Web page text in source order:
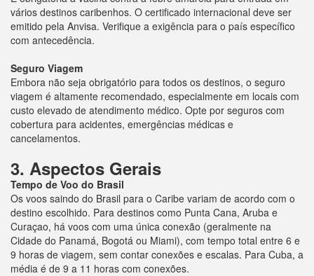
vários destinos caribenhos. O certificado internacional deve ser
emitido pela Anvisa. Verifique a exigência para o país específico
com antecedência.
Seguro Viagem
Embora não seja obrigatório para todos os destinos, o seguro
viagem é altamente recomendado, especialmente em locais com
custo elevado de atendimento médico. Opte por seguros com
cobertura para acidentes, emergências médicas e
cancelamentos.
3. Aspectos Gerais
Tempo de Voo do Brasil
Os voos saindo do Brasil para o Caribe variam de acordo com o
destino escolhido. Para destinos como Punta Cana, Aruba e
Curaçao, há voos com uma única conexão (geralmente na
Cidade do Panamá, Bogotá ou Miami), com tempo total entre 6 e
9 horas de viagem, sem contar conexões e escalas. Para Cuba, a
média é de 9 a 11 horas com conexões.